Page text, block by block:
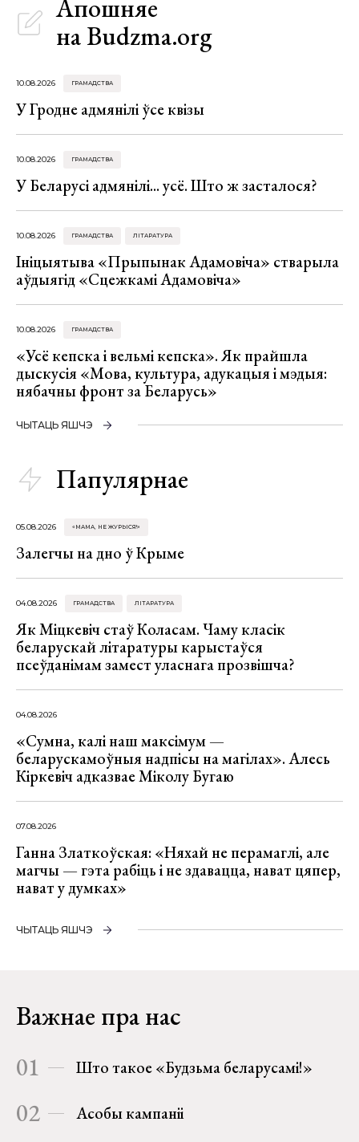
Апошняе
на Budzma.org
10.08.2026 ГРАМАДСТВА
У Гродне адмянілі ўсе квізы
10.08.2026 ГРАМАДСТВА
У Беларусі адмянілі... усё. Што ж засталося?
10.08.2026 ГРАМАДСТВА ЛІТАРАТУРА
Ініцыятыва «Прыпынак Адамовіча» стварыла
аўдыягід «Сцежкамі Адамовіча»
10.08.2026 ГРАМАДСТВА
«Усё кепска і вельмі кепска». Як прайшла
дыскусія «Мова, культура, адукацыя і мэдыя:
нябачны фронт за Беларусь»
ЧЫТАЦЬ ЯШЧЭ
Папулярнае
05.08.2026 «МАМА, НЕ ЖУРЫСЯ!»
Залегчы на дно ў Крыме
04.08.2026 ГРАМАДСТВА ЛІТАРАТУРА
Як Міцкевіч стаў Коласам. Чаму класік
беларускай літаратуры карыстаўся
псеўданімам замест уласнага прозвішча?
04.08.2026
«Сумна, калі наш максімум —
беларускамоўныя надпісы на магілах». Алесь
Кіркевіч адказвае Міколу Бугаю
07.08.2026
Ганна Златкоўская: «Няхай не перамаглі, але
магчы — гэта рабіць і не здавацца, нават цяпер,
нават у думках»
ЧЫТАЦЬ ЯШЧЭ
Важнае пра нас
01 Што такое «Будзьма беларусамі!»
02 Асобы кампаніі